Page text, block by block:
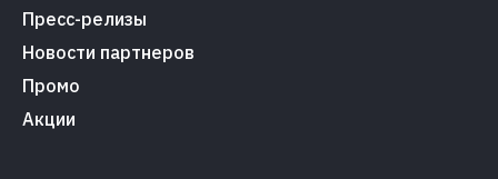
Пресс-релизы
Новости партнеров
Промо
Акции